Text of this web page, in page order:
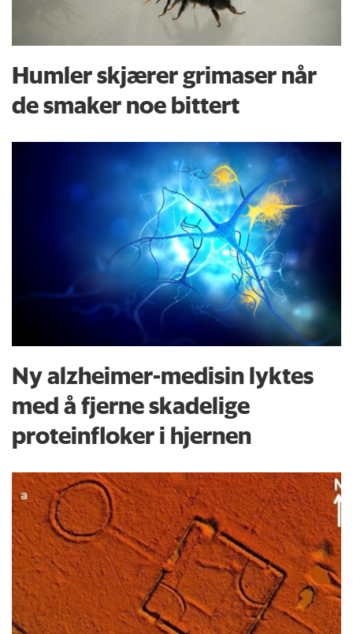
Humler skjærer grimaser når
de smaker noe bittert
Ny alzheimer-medisin lyktes
med å fjerne skadelige
proteinfloker i hjernen